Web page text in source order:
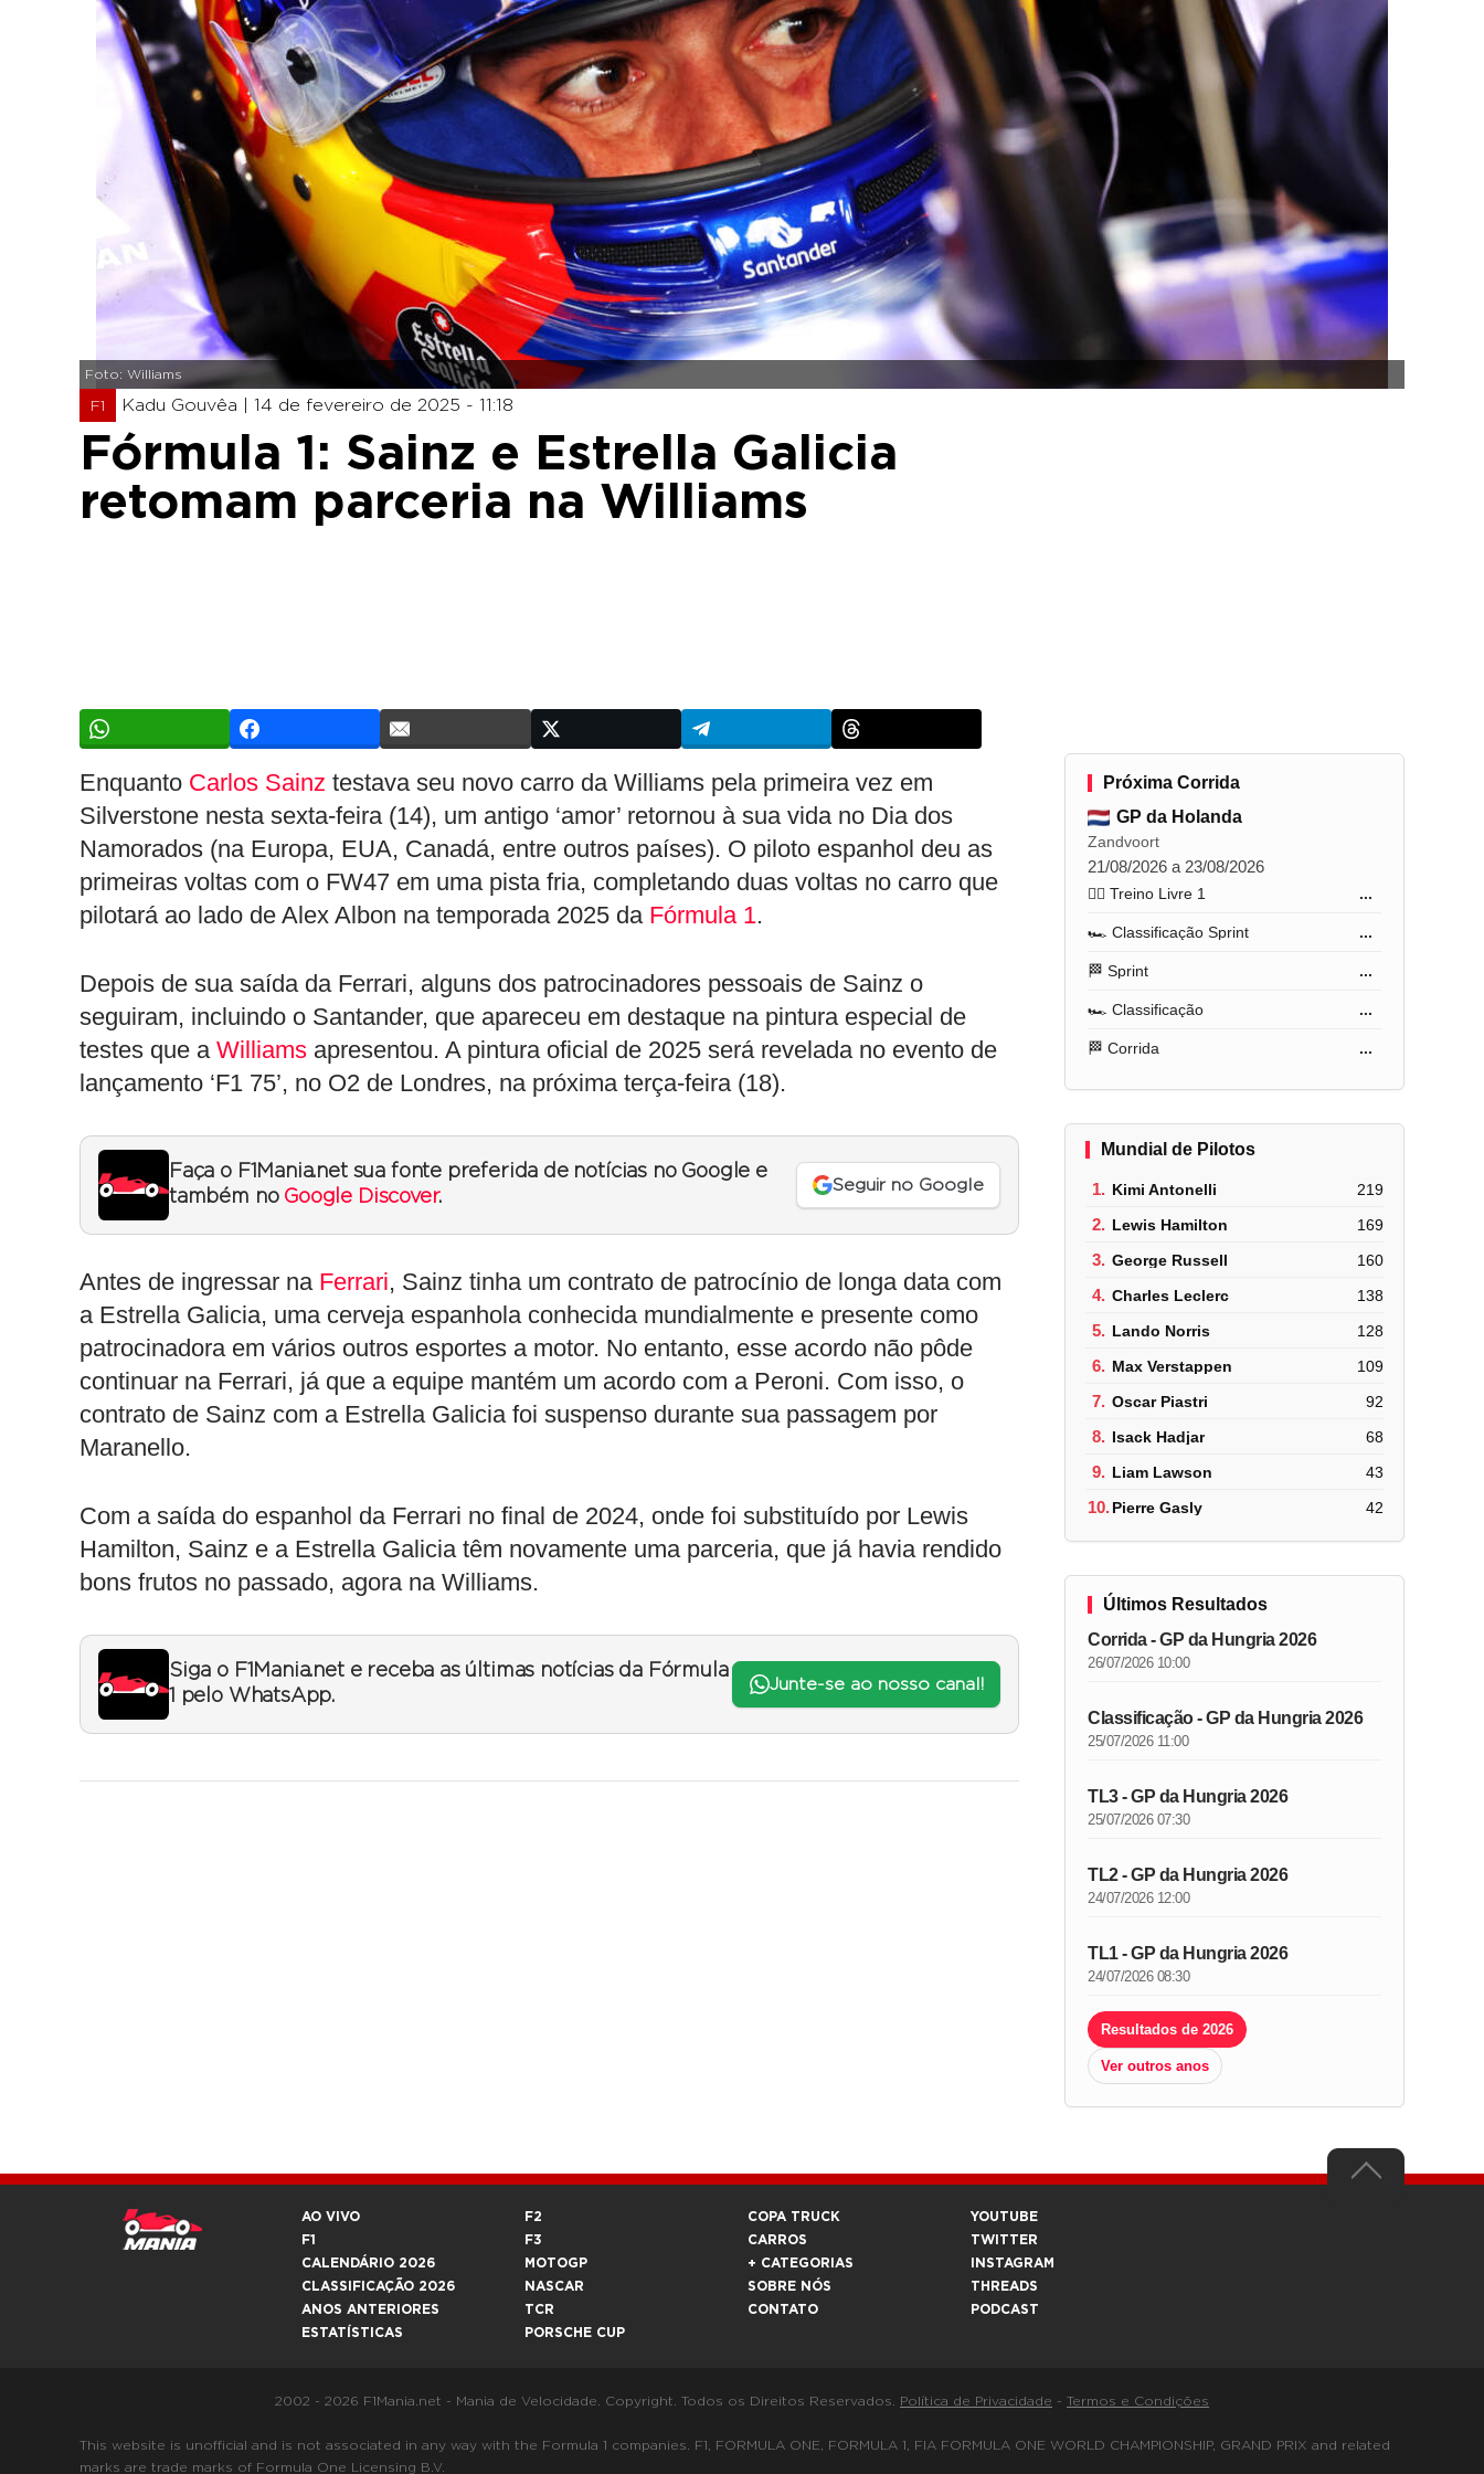
Foto: Williams
F1 Kadu Gouvêa | 14 de fevereiro de 2025 - 11:18
Fórmula 1: Sainz e Estrella Galicia
retomam parceria na Williams
Enquanto Carlos Sainz testava seu novo carro da Williams pela primeira vez em
Silverstone nesta sexta-feira (14), um antigo ‘amor’ retornou à sua vida no Dia dos
Namorados (na Europa, EUA, Canadá, entre outros países). O piloto espanhol deu as
primeiras voltas com o FW47 em uma pista fria, completando duas voltas no carro que
pilotará ao lado de Alex Albon na temporada 2025 da Fórmula 1.
Depois de sua saída da Ferrari, alguns dos patrocinadores pessoais de Sainz o
seguiram, incluindo o Santander, que apareceu em destaque na pintura especial de
testes que a Williams apresentou. A pintura oficial de 2025 será revelada no evento de
lançamento ‘F1 75’, no O2 de Londres, na próxima terça-feira (18).
Faça o F1Mania.net sua fonte preferida de notícias no Google e
também no Google Discover.
Seguir no Google
Antes de ingressar na Ferrari, Sainz tinha um contrato de patrocínio de longa data com
a Estrella Galicia, uma cerveja espanhola conhecida mundialmente e presente como
patrocinadora em vários outros esportes a motor. No entanto, esse acordo não pôde
continuar na Ferrari, já que a equipe mantém um acordo com a Peroni. Com isso, o
contrato de Sainz com a Estrella Galicia foi suspenso durante sua passagem por
Maranello.
Com a saída do espanhol da Ferrari no final de 2024, onde foi substituído por Lewis
Hamilton, Sainz e a Estrella Galicia têm novamente uma parceria, que já havia rendido
bons frutos no passado, agora na Williams.
Siga o F1Mania.net e receba as últimas notícias da Fórmula
1 pelo WhatsApp.
Junte-se ao nosso canal!
Próxima Corrida
GP da Holanda
Zandvoort
21/08/2026 a 23/08/2026
🏋️‍♂️ Treino Livre 1 ...
🏎️ Classificação Sprint ...
🏁 Sprint ...
🏎️ Classificação ...
🏁 Corrida ...
Mundial de Pilotos
1. Kimi Antonelli 219
2. Lewis Hamilton 169
3. George Russell 160
4. Charles Leclerc 138
5. Lando Norris 128
6. Max Verstappen 109
7. Oscar Piastri 92
8. Isack Hadjar 68
9. Liam Lawson 43
10.Pierre Gasly 42
Últimos Resultados
Corrida - GP da Hungria 2026
26/07/2026 10:00
Classificação - GP da Hungria 2026
25/07/2026 11:00
TL3 - GP da Hungria 2026
25/07/2026 07:30
TL2 - GP da Hungria 2026
24/07/2026 12:00
TL1 - GP da Hungria 2026
24/07/2026 08:30
Resultados de 2026
Ver outros anos
AO VIVO
F1
CALENDÁRIO 2026
CLASSIFICAÇÃO 2026
ANOS ANTERIORES
ESTATÍSTICAS
F2
F3
MOTOGP
NASCAR
TCR
PORSCHE CUP
COPA TRUCK
CARROS
+ CATEGORIAS
SOBRE NÓS
CONTATO
YOUTUBE
TWITTER
INSTAGRAM
THREADS
PODCAST
2002 - 2026 F1Mania.net - Mania de Velocidade. Copyright. Todos os Direitos Reservados. Política de Privacidade - Termos e Condições
This website is unofficial and is not associated in any way with the Formula 1 companies. F1, FORMULA ONE, FORMULA 1, FIA FORMULA ONE WORLD CHAMPIONSHIP, GRAND PRIX and related
marks are trade marks of Formula One Licensing B.V.